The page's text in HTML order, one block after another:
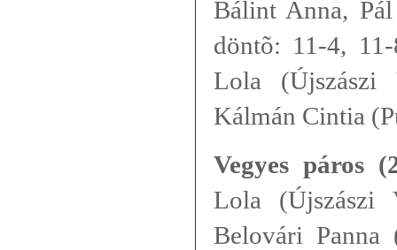
Bálint Anna,
döntõ: 11-4,
Lola (Újszászi
Kálmán Cintia
Vegyes páros
Lola (Újszászi
Belovári Panna